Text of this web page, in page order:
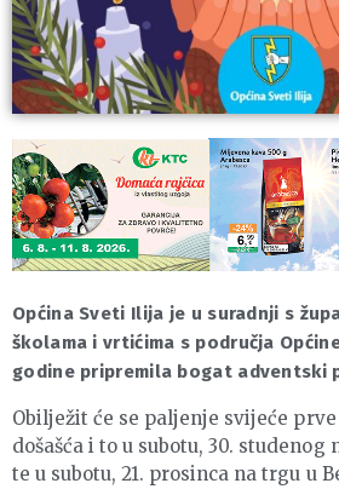
Općina Sveti Ilija je u suradnji s
školama i vrtićima s područja
godine pripremila bogat adventski
Obilježit će se paljenje svijeće
došašća i to u subotu, 30.
te u subotu, 21. prosinca na trgu u